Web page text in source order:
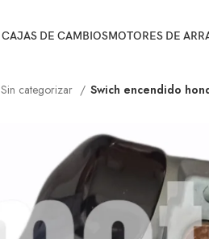
CAJAS DE CAMBIOSMOTORES DE
Sin categorizar Swich encendido